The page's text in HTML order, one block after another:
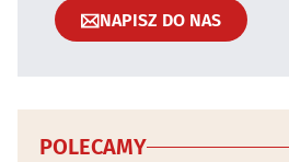
NAPISZ DO NAS
POLECAMY